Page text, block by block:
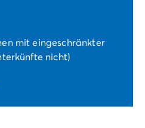
mit eingeschränkter
nicht)